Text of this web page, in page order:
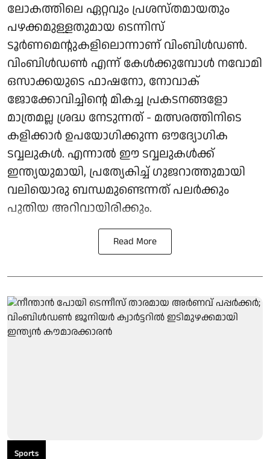
ലോകത്തിലെ ഏറ്റവും പ്രശസ്തമായതും
പഴക്കമുള്ളതുമായ ടെന്നിസ്
ടൂർണമെന്റുകളിലൊന്നാണ് വിംബിൾഡൺ.
വിംബിൾഡൺ എന്ന് കേൾക്കുമ്പോൾ നവോമി
ഒസാക്കയുടെ ഫാഷനോ, നോവാക്
ജോക്കോവിച്ചിന്റെ മികച്ച പ്രകടനങ്ങളോ
മാത്രമല്ല ശ്രദ്ധ നേടുന്നത് - മത്സരത്തിനിടെ
കളിക്കാർ ഉപയോഗിക്കുന്ന ഔദ്യോഗിക
ടവ്വലുകൾ. എന്നാൽ ഈ ടവ്വലുകൾക്ക്
ഇന്ത്യയുമായി, പ്രത്യേകിച്ച് ഗുജറാത്തുമായി
വലിയൊരു ബന്ധമുണ്ടെന്നത് പലർക്കും
പുതിയ അറിവായിരിക്കും.
Read More
Sports